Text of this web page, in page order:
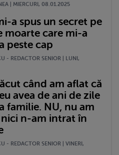
| MIERCURI, 08.01.2025
a spus un secret pe
moarte care mi-a
peste cap
- REDACTOR SENIOR | LUNI,
când am aflat că
avea de ani de zile
familie. NU, nu am
nici n-am intrat în
- REDACTOR SENIOR | VINERI,